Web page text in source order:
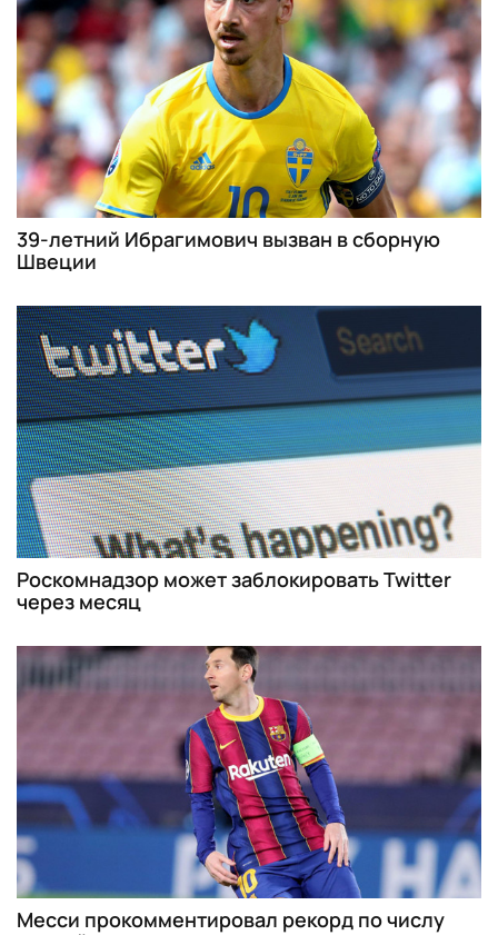
39-летний Ибрагимович вызван в сборную
Швеции
Роскомнадзор может заблокировать Twitter
через месяц
Месси прокомментировал рекорд по числу